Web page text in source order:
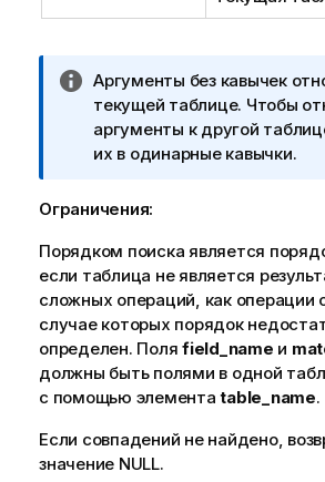
П
р
и
м
ч
н
и
е
к
и
н
ф
р
м
Аргументы без кавычек
текущей таблице. Чтобы
аргументы к другой
их в одинарные кавычки.
Ограничения:
Порядком поиска является
если таблица не является
сложных операций, как операции
случае которых порядок
определен. Поля field_name и
должны быть полями в одной
с помощью элементаtable_name.
Если совпадений не найдено,
значение NULL.